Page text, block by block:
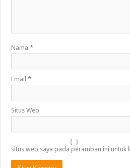
Nama*
Email*
Situs Web
situs web saya pada peramban ini untuk